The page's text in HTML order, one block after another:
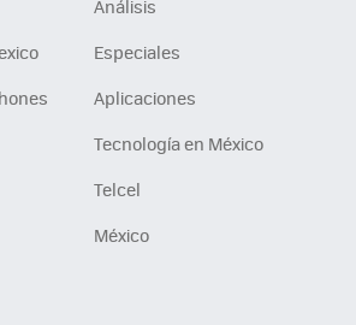
Análisis
Especiales
Aplicaciones
Tecnología en México
Telcel
México